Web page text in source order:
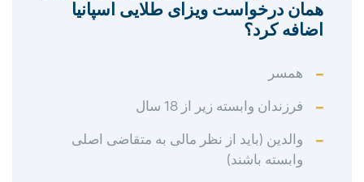
همان درخواست ویزای طلایی اسپانیا
اضافه کرد؟
همسر
فرزندان وابسته زیر از 18 سال
والدین (باید از نظر مالی به متقاضی اصلی
وابسته باشند)